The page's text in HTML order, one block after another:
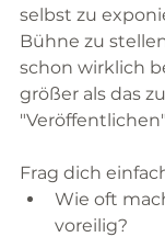
selbst zu
Bühne zu
schon wirklich
größer als das
Frag dich
Wie oft
voreilig?